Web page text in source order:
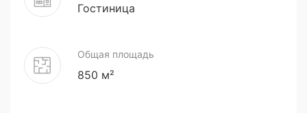
Гостиница
Общая площадь
850 м²